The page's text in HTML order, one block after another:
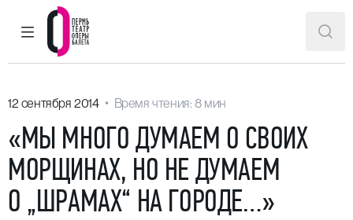
ГЛАВНОЕ МЕНЮ
Пермский театр оперы и балета
12 сентября 2014 Время чтения: 8 мин
«МЫ МНОГО ДУМАЕМ О СВОИХ
МОРЩИНАХ, НО НЕ ДУМАЕМ
О „ШРАМАХ“ НА ГОРОДЕ…»